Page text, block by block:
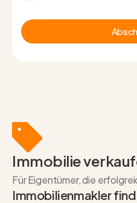
Immobilie
Für Eigentümer, die
Immobilienmakler